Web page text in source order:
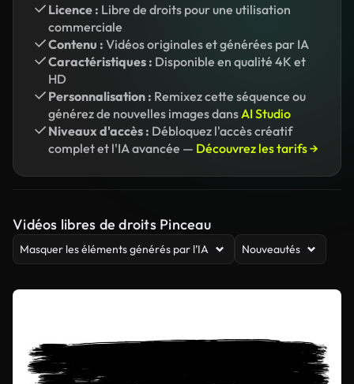
Licence : Libre de droits pour une utilisation
commerciale
Contenu : Vidéos originales et générées par IA
Caractéristiques : Disponible en qualité 4K et
HD
Personnalisation : Remixez cette séquence ou
générez de nouvelles images dansAI Studio
Niveaux d'accès : Débloquez l'accès créatif
complet et l'IA avancée — Découvrez les tarifs →
Vidéos libres de droits Pinceau
Masquer les éléments générés par l’IA Nouveautés